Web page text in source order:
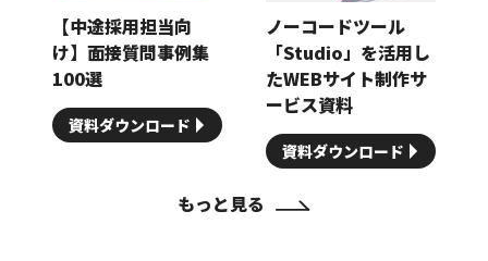
【中途採用担当向
け】面接質問事例集
100選
資料ダウンロード
ノーコードツール
「Studio」を活用し
たWEBサイト制作サ
ービス資料
資料ダウンロード
もっと見る